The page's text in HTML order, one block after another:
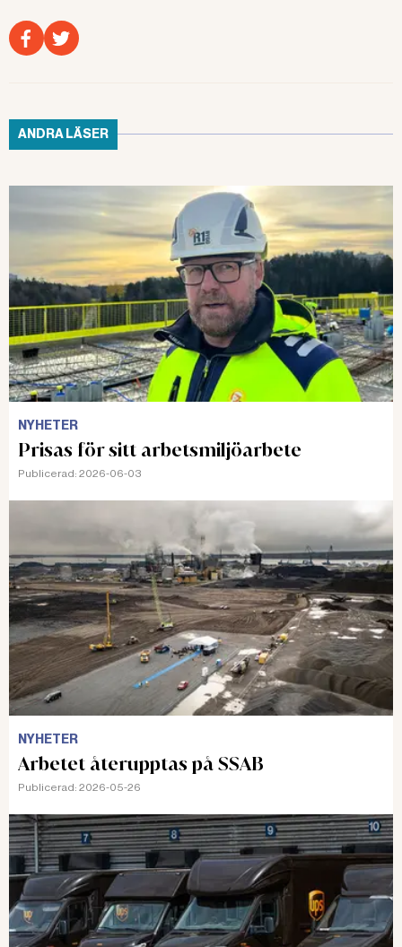
ANDRA LÄSER
NYHETER
Prisas för sitt arbetsmiljöarbete
Publicerad: 2026-06-03
NYHETER
Arbetet återupptas på SSAB
Publicerad: 2026-05-26